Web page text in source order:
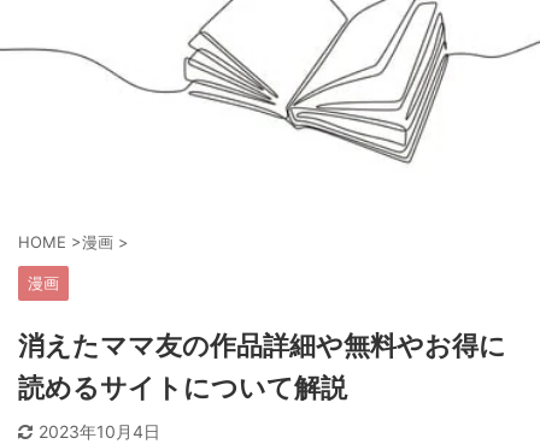
HOME >漫画 >
漫画
消えたママ友の作品詳細や無料やお得に
読めるサイトについて解説
2023年10月4日